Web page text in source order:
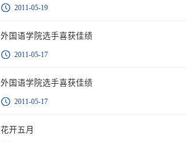
2011-05-19
外国语学院选手喜获佳绩
2011-05-17
外国语学院选手喜获佳绩
2011-05-17
花开五月